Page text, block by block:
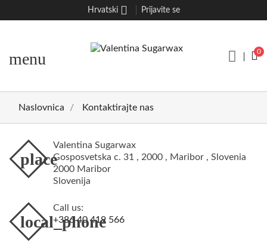
Hrvatski Prijavite se
menu 0
Naslovnica Kontaktirajte nas
place
Valentina Sugarwax
Gosposvetska c. 31 , 2000 , Maribor , Slovenia
2000 Maribor
Slovenija
local_phone
Call us:
+386 40 419 566